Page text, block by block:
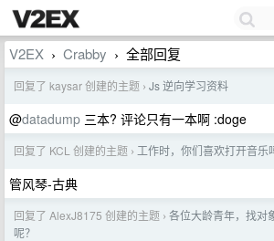
V2EX › Crabby › 全部回复
回复了 kaysar 创建的主题 › Js 逆向学习资料
@datadump 三本? 评论只有一本啊 :doge
回复了 KCL 创建的主题 › 工作时，你们喜欢打开音乐
管风琴-古典
回复了 AlexJ8175 创建的主题 › 各位大龄青年，找对
呢？